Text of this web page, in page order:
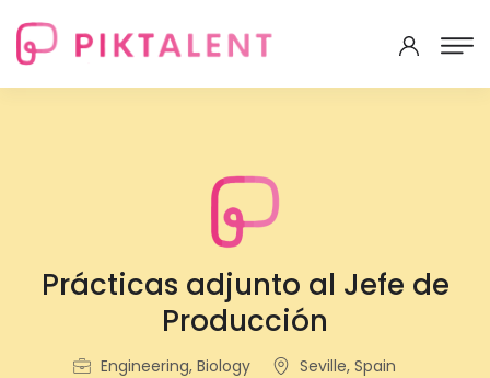
Prácticas adjunto al Jefe de
Producción
Engineering, Biology
Seville, Spain